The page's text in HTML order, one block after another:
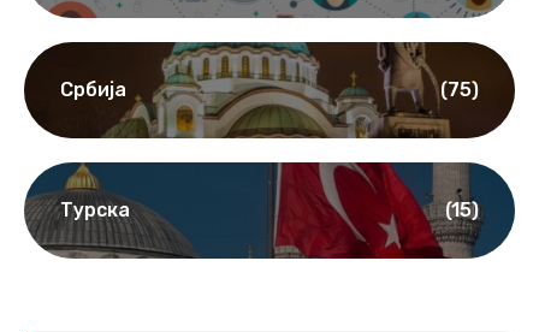
Србија (75)
Турска (15)